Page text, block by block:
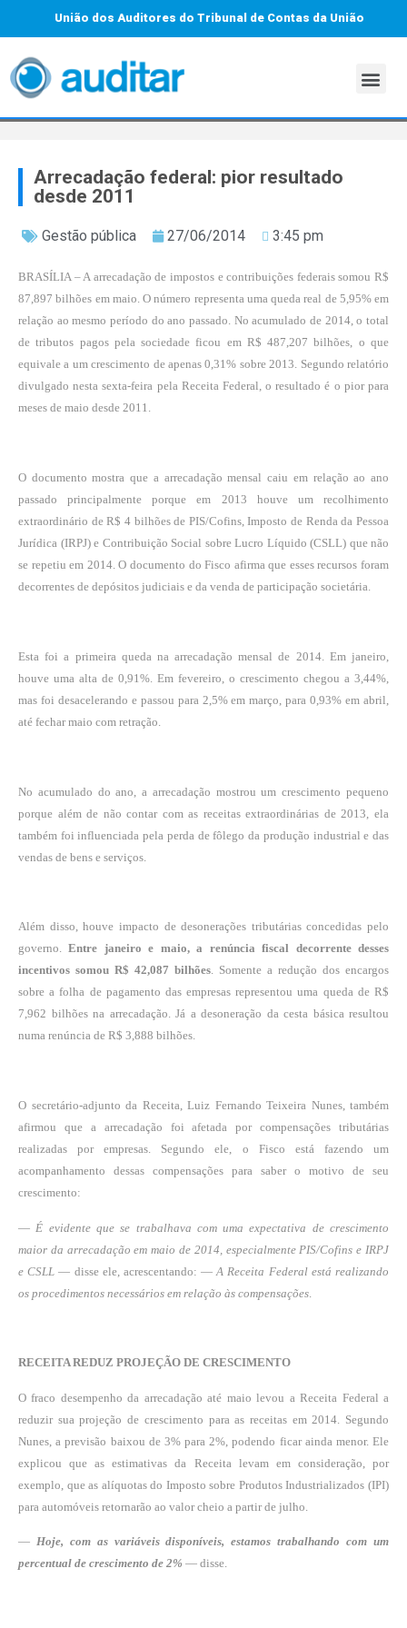
União dos Auditores do Tribunal de Contas da União
Arrecadação federal: pior resultado
desde 2011
Gestão pública 27/06/2014 3:45 pm
BRASÍLIA – A arrecadação de impostos e contribuições federais somou R$
87,897 bilhões em maio. O número representa uma queda real de 5,95% em
relação ao mesmo período do ano passado. No acumulado de 2014, o total
de tributos pagos pela sociedade ficou em R$ 487,207 bilhões, o que
equivale a um crescimento de apenas 0,31% sobre 2013. Segundo relatório
divulgado nesta sexta-feira pela Receita Federal, o resultado é o pior para
meses de maio desde 2011.
O documento mostra que a arrecadação mensal caiu em relação ao ano
passado principalmente porque em 2013 houve um recolhimento
extraordinário de R$ 4 bilhões de PIS/Cofins, Imposto de Renda da Pessoa
Jurídica (IRPJ) e Contribuição Social sobre Lucro Líquido (CSLL) que não
se repetiu em 2014. O documento do Fisco afirma que esses recursos foram
decorrentes de depósitos judiciais e da venda de participação societária.
Esta foi a primeira queda na arrecadação mensal de 2014. Em janeiro,
houve uma alta de 0,91%. Em fevereiro, o crescimento chegou a 3,44%,
mas foi desacelerando e passou para 2,5% em março, para 0,93% em abril,
até fechar maio com retração.
No acumulado do ano, a arrecadação mostrou um crescimento pequeno
porque além de não contar com as receitas extraordinárias de 2013, ela
também foi influenciada pela perda de fôlego da produção industrial e das
vendas de bens e serviços.
Além disso, houve impacto de desonerações tributárias concedidas pelo
governo.Entre janeiro e maio, a renúncia fiscal decorrente desses
incentivos somou R$ 42,087 bilhões. Somente a redução dos encargos
sobre a folha de pagamento das empresas representou uma queda de R$
7,962 bilhões na arrecadação. Já a desoneração da cesta básica resultou
numa renúncia de R$ 3,888 bilhões.
O secretário-adjunto da Receita, Luiz Fernando Teixeira Nunes, também
afirmou que a arrecadação foi afetada por compensações tributárias
realizadas por empresas. Segundo ele, o Fisco está fazendo um
acompanhamento dessas compensações para saber o motivo de seu
crescimento:
— É evidente que se trabalhava com uma expectativa de crescimento
maior da arrecadação em maio de 2014, especialmente PIS/Cofins e IRPJ
e CSLL — disse ele, acrescentando: —A Receita Federal está realizando
os procedimentos necessários em relação às compensações
RECEITA REDUZ PROJEÇÃO DE CRESCIMENTO
O fraco desempenho da arrecadação até maio levou a Receita Federal a
reduzir sua projeção de crescimento para as receitas em 2014. Segundo
Nunes, a previsão baixou de 3% para 2%, podendo ficar ainda menor. Ele
explicou que as estimativas da Receita levam em consideração, por
exemplo, que as alíquotas do Imposto sobre Produtos Industrializados (IPI)
para automóveis retornarão ao valor cheio a partir de julho.
— Hoje, com as variáveis disponíveis, estamos trabalhando com um
percentual de crescimento de 2% — disse.